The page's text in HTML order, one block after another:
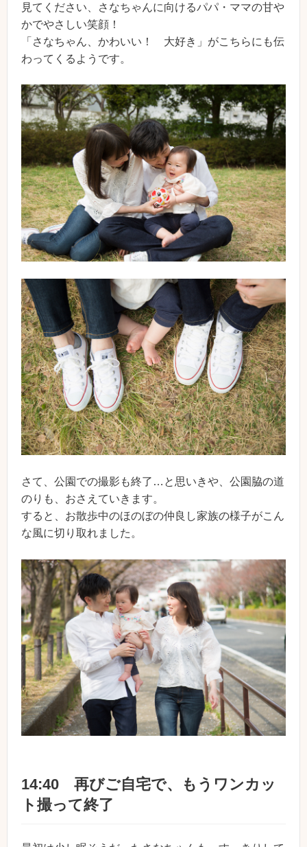
見てください、さなちゃんに向けるパパ・ママの甘や
かでやさしい笑顔！
「さなちゃん、かわいい！ 大好き」がこちらにも伝
わってくるようです。
さて、公園での撮影も終了…と思いきや、公園脇の道
のりも、おさえていきます。
すると、お散歩中のほのぼの仲良し家族の様子がこん
な風に切り取れました。
14:40 再びご自宅で、もうワンカッ
ト撮って終了